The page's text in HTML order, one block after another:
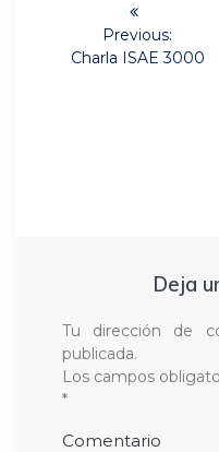
entradas
Previous:
Previous
Charla ISAE 3000
Deja
Tu dirección de
publicada.
Los campos
*
Comentario